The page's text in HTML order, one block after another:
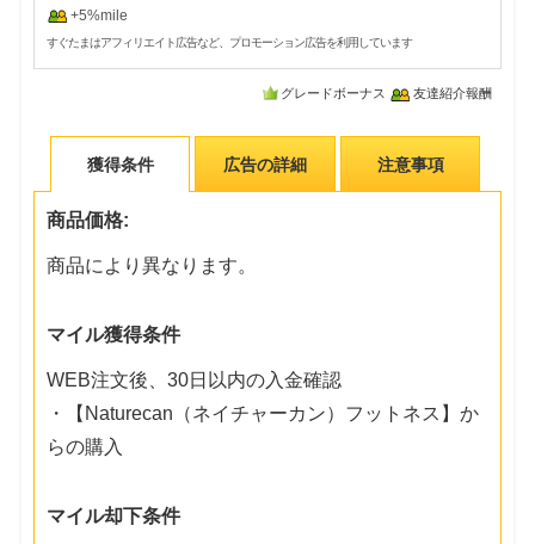
+5%mile
すぐたまはアフィリエイト広告など、プロモーション広告を利用しています
グレードボーナス 友達紹介報酬
獲得条件 広告の詳細 注意事項
商品価格:
商品により異なります。
マイル獲得条件
WEB注文後、30日以内の入金確認
・【Naturecan（ネイチャーカン）フットネス】か
らの購入
マイル却下条件